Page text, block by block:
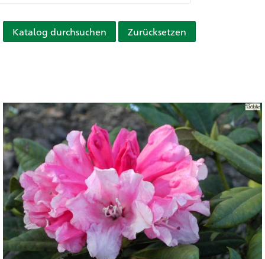
Katalog durchsuchen Zurücksetzen